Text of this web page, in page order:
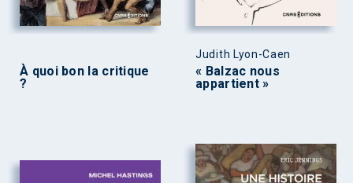
À quoi bon la critique
?
Judith Lyon-Caen
« Balzac nous
appartient »